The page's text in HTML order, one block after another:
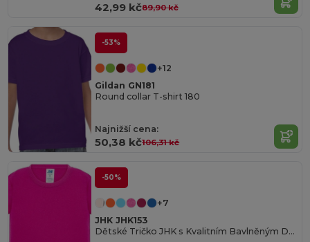
42,99 kč89,90 kč
-53%
+12
Gildan GN181
Round collar T-shirt 180
Najnižší cena:
50,38 kč106,31 kč
-50%
+7
JHK JHK153
Dětské Tričko JHK s Kvalitním Bavlněným Dotykem